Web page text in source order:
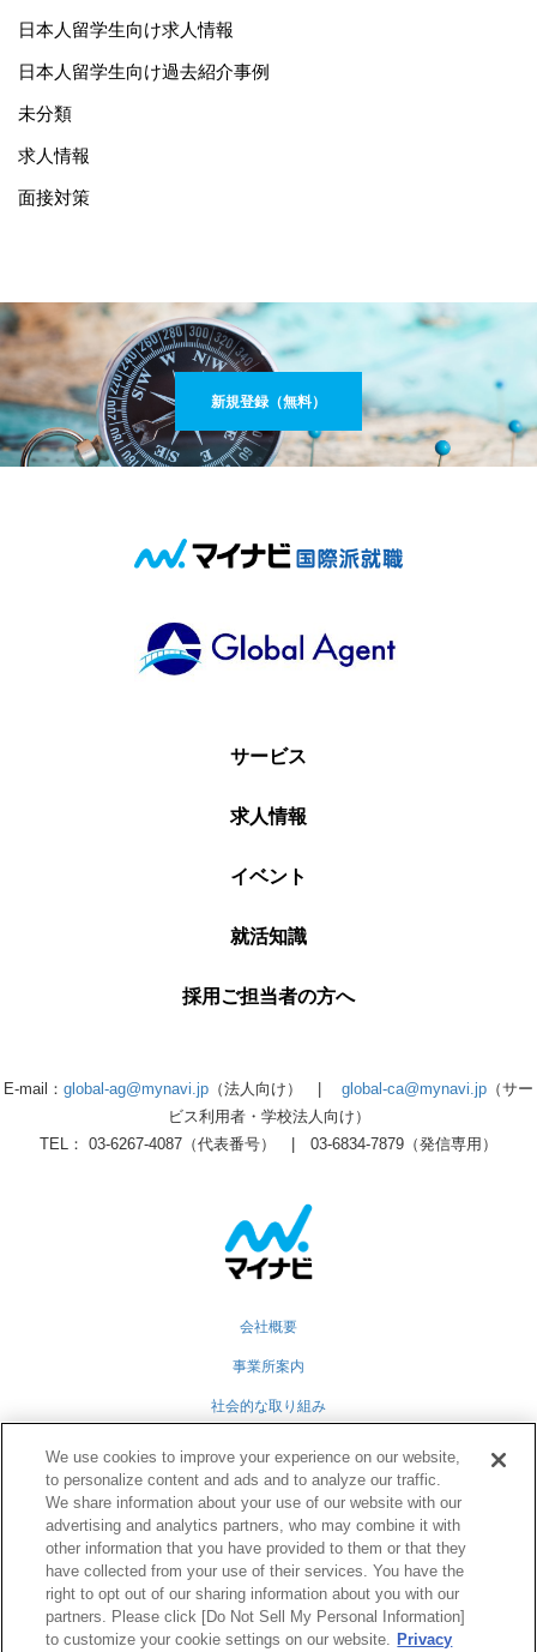
日本人留学生向け求人情報
日本人留学生向け過去紹介事例
未分類
求人情報
面接対策
新規登録（無料）
サービス
求人情報
イベント
就活知識
採用ご担当者の方へ
E-mail： global-ag@mynavi.jp （法人向け） | global-ca@mynavi.jp （サー
ビス利用者・学校法人向け）
TEL： 03-6267-4087（代表番号） | 03-6834-7879（発信専用）
会社概要
事業所案内
社会的な取り組み
グループ会社
個人情報保護方針
業務運営規定
TwitterFacebook
RSS
We use cookies to improve your experience on our website,
to personalize content and ads and to analyze our traffic.
We share information about your use of our website with our
advertising and analytics partners, who may combine it with
other information that you have provided to them or that they
have collected from your use of their services. You have the
right to opt out of our sharing information about you with our
partners. Please click [Do Not Sell My Personal Information]
to customize your cookie settings on our website. Privacy